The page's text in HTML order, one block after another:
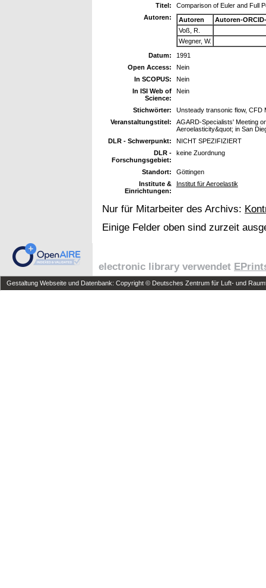
Titel:
Comparison of Euler and Full
Autoren:
Autoren
Autoren-
Voß, R.
Wegner, W.
Datum:
1991
Open Access:
Nein
In SCOPUS:
Nein
In ISI Web of
Science:
Nein
Stichwörter:
Unsteady transonic flow, CFD
Veranstaltungstitel:
AGARD-Specialists' Meeting
Aeroelasticity&quot; in San
DLR - Schwerpunkt:
NICHT SPEZIFIZIERT
DLR -
Forschungsgebiet:
keine Zuordnung
Standort:
Göttingen
Institute &
Einrichtungen:
Institut für Aeroelastik
Nur für Mitarbeiter des Archivs:
Einige Felder oben sind zurzeit
electronic library verwendet
Gestaltung Webseite und Datenbank: Copyright © Deutsches Zentrum für Luft- und